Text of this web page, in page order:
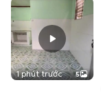
1 phút trước 5